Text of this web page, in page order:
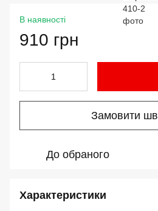
В наявності
910 грн
Замовити
До обраного
Характеристики